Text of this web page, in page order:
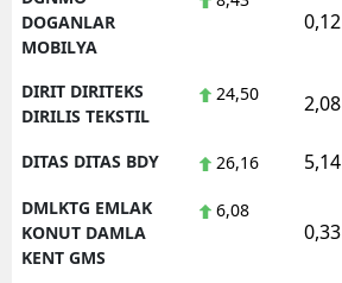
DOGANLAR
MOBILYA
0,12
DIRIT DIRITEKS
DIRILIS TEKSTIL
24,50 2,08
DITAS DITAS BDY 26,16 5,14
DMLKTG EMLAK
KONUT DAMLA
KENT GMS
6,08
0,33